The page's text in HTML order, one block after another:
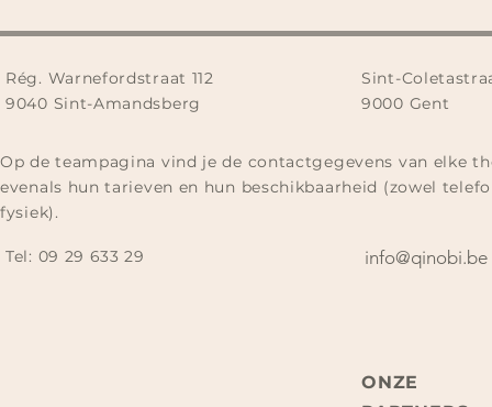
Rég. Warnefordstraat 112
9040 Sint-Amandsberg
Sint-
9000 Gent
Op de teampagina vind je de contactgegevens van elke
evenals hun tarieven en hun beschikbaarheid (zowel
fysiek).
Tel: 09 29 633 29​ info@qinobi.be
ONZE